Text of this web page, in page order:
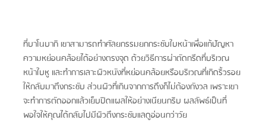
ที่บาโนบากิ เขาสามารถทำศัลยกรรมยกกระชับใบหน้าเพื่อแก้ปัญหา
ความหย่อนคล้อยได้อย่างตรงจุด ด้วยวิธีการผ่าตัดกรีดที่บริเวณ
หน้าใบหู และทำการเลาะผิวหนังที่หย่อนคล้อยหรือบริเวณที่เกิดริ้วรอย
ให้กลับมาตึงกระชับ ส่วนผิวที่เกินจากการดึงก็ไม่ต้องกังวล เพราะเขา
จะทำการตัดออกแล้วเย็บปิดแผลให้อย่างเนียนกริบ ผลลัพธ์เป็นที่
พอใจให้คุณได้กลับไปมีผิวตึงกระชับแลดูอ่อนกว่าวัย